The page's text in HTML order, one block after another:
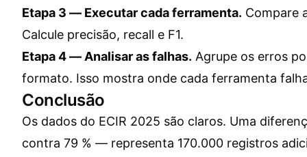
Etapa 3 — Executar cada ferramenta. Compare
Calcule precisão, recall e F1.
Etapa 4 — Analisar as falhas. Agrupe os erros
formato. Isso mostra onde cada ferramenta
Conclusão
Os dados do ECIR 2025 são claros. Uma
contra 79 % — representa 170.000 registros